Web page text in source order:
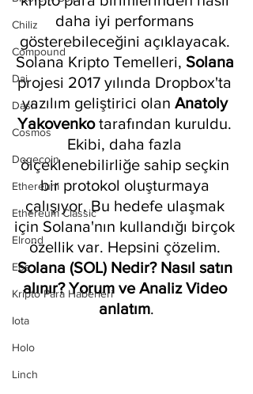
Chiliz
Compound
Dai
Dash
Cosmos
Dogecoin
Ethereum
Ethereum Classic
Elrond
Eos
Kripto Para Haberleri
Iota
Holo
Linch
daha iyi performans
gösterebileceğini açıklayacak.
Solana Kripto Temelleri, Solana
projesi 2017 yılında Dropbox'ta
yazılım geliştirici olan Anatoly
Yakovenko tarafından kuruldu.
Ekibi, daha fazla
ölçeklenebilirliğe sahip seçkin
bir protokol oluşturmaya
çalışıyor. Bu hedefe ulaşmak
için Solana'nın kullandığı birçok
özellik var. Hepsini çözelim.
Solana (SOL) Nedir? Nasıl satın
alınır? Yorum ve Analiz Video
anlatım.